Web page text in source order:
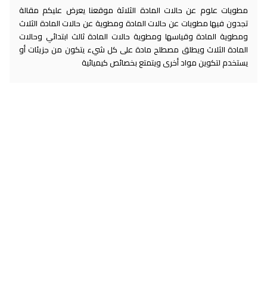
مطويات علوم عن حالات المادة الثلاثة موقعنا يعرض عليكم مقالة
تجدون فيها مطويات عن حالات المادة ومطوية عن حالات المادة الثلاث
ومطوية المادة وقياسها ومطوية حالات المادة ثالث ابتدائي وحالات
المادة الثلاث ويطلق مصطلح مادة على كل شيء يتكون من جزيئات أو
يستخدم لتكوين مواد أخرى ويتمتع بخصائص كيميائية